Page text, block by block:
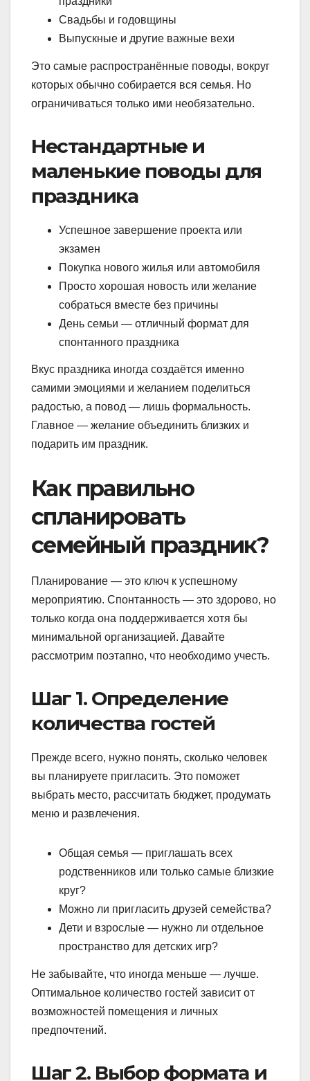
Свадьбы и годовщины
Выпускные и другие важные вехи
Это самые распространённые поводы, вокруг
которых обычно собирается вся семья. Но
ограничиваться только ими необязательно.
Нестандартные и
маленькие поводы для
праздника
Успешное завершение проекта или
экзамен
Покупка нового жилья или автомобиля
Просто хорошая новость или желание
собраться вместе без причины
День семьи — отличный формат для
спонтанного праздника
Вкус праздника иногда создаётся именно
самими эмоциями и желанием поделиться
радостью, а повод — лишь формальность.
Главное — желание объединить близких и
подарить им праздник.
Как правильно
спланировать
семейный праздник?
Планирование — это ключ к успешному
мероприятию. Спонтанность — это здорово, но
только когда она поддерживается хотя бы
минимальной организацией. Давайте
рассмотрим поэтапно, что необходимо учесть.
Шаг 1. Определение
количества гостей
Прежде всего, нужно понять, сколько человек
вы планируете пригласить. Это поможет
выбрать место, рассчитать бюджет, продумать
меню и развлечения.
Общая семья — приглашать всех
родственников или только самые близкие
круг?
Можно ли пригласить друзей семейства?
Дети и взрослые — нужно ли отдельное
пространство для детских игр?
Не забывайте, что иногда меньше — лучше.
Оптимальное количество гостей зависит от
возможностей помещения и личных
предпочтений.
Шаг 2. Выбор формата и